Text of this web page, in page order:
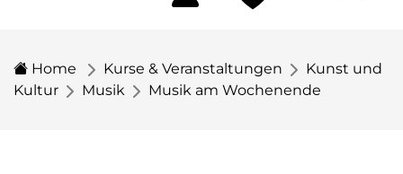
Home Kurse & Veranstaltungen
Kunst und
Kultur
Musik Musik am Wochenende